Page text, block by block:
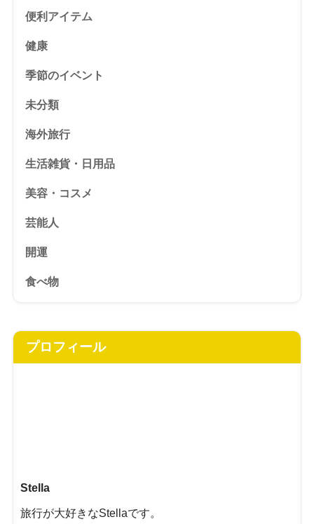
便利アイテム
健康
季節のイベント
未分類
海外旅行
生活雑貨・日用品
美容・コスメ
芸能人
開運
食べ物
プロフィール
Stella
旅行が大好きなStellaです。